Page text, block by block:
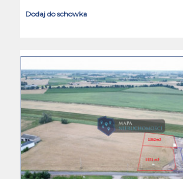
Dodaj do schowka